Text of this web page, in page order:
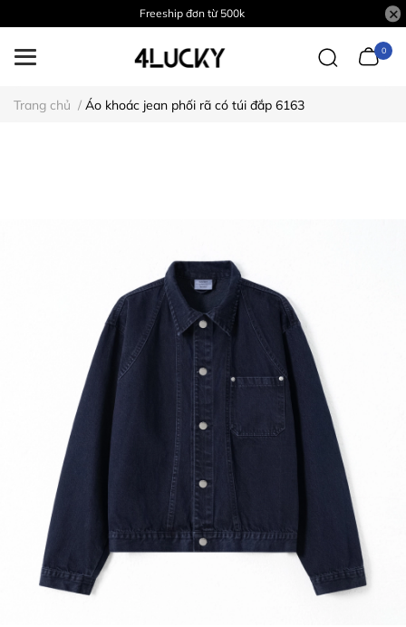
Freeship đơn từ 500k
0
Trang chủ / Áo khoác jean phối rã có túi đắp 6163